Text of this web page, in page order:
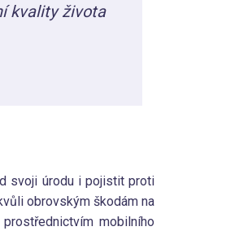
kvality života
svoji úrodu i pojistit proti
obrovským škodám na
mobilního